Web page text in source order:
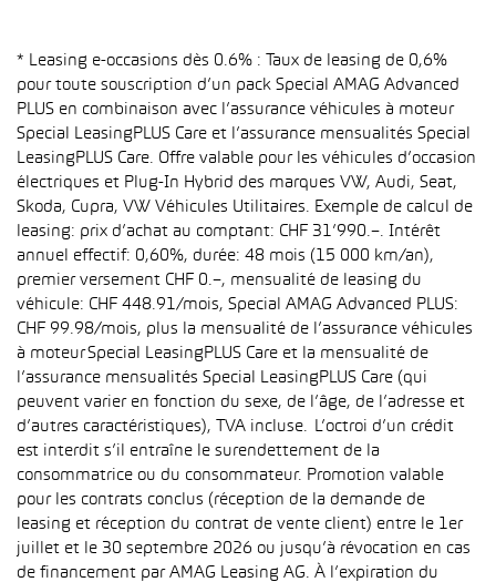
* Leasing e-occasions dès 0.6% : Taux de leasing de 0,6%
pour toute souscription d’un pack Special AMAG Advanced
PLUS en combinaison avec l’assurance véhicules à moteur
Special LeasingPLUS Care et l’assurance mensualités Special
LeasingPLUS Care. Offre valable pour les véhicules d’occasion
électriques et Plug-In Hybrid des marques VW, Audi, Seat,
Skoda, Cupra, VW Véhicules Utilitaires. Exemple de calcul de
leasing: prix d’achat au comptant: CHF 31’990.–. Intérêt
annuel effectif: 0,60%, durée: 48 mois (15 000 km/an),
premier versement CHF 0.–, mensualité de leasing du
véhicule: CHF 448.91/mois, Special AMAG Advanced PLUS:
CHF 99.98/mois, plus la mensualité de l’assurance véhicules
à moteur Special LeasingPLUS Care et la mensualité de
l’assurance mensualités Special LeasingPLUS Care (qui
peuvent varier en fonction du sexe, de l’âge, de l’adresse et
d’autres caractéristiques), TVA incluse. L’octroi d’un crédit
est interdit s’il entraîne le surendettement de la
consommatrice ou du consommateur. Promotion valable
pour les contrats conclus (réception de la demande de
leasing et réception du contrat de vente client) entre le 1er
juillet et le 30 septembre 2026 ou jusqu’à révocation en cas
de financement par AMAG Leasing AG. À l’expiration du